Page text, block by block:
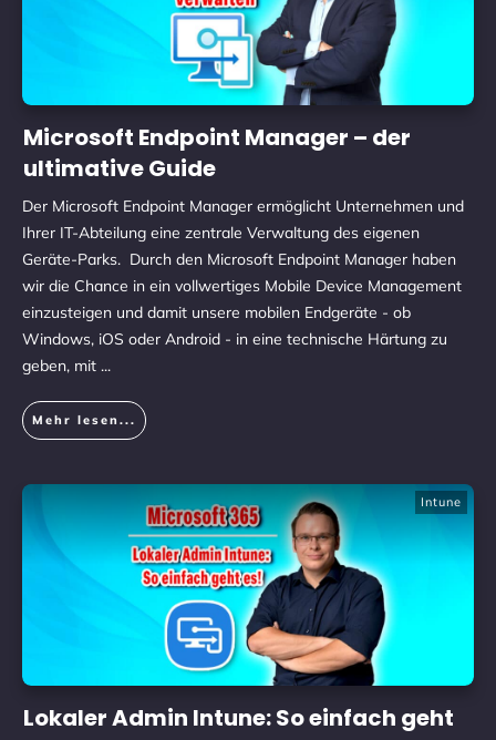
Microsoft Endpoint Manager – der
ultimative Guide
Der Microsoft Endpoint Manager ermöglicht Unternehmen und
Ihrer IT-Abteilung eine zentrale Verwaltung des eigenen
Geräte-Parks. Durch den Microsoft Endpoint Manager haben
wir die Chance in ein vollwertiges Mobile Device Management
einzusteigen und damit unsere mobilen Endgeräte - ob
Windows, iOS oder Android - in eine technische Härtung zu
geben, mit ...
Mehr lesen...
Intune
Lokaler Admin Intune: So einfach geht